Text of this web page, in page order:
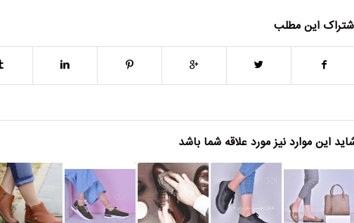
این مطلب
این موارد نیز مورد علاقه شما باشد